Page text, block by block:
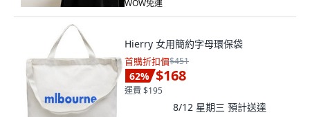
WOW免運
Hierry 女用簡約字母環保袋
首購折扣價$451
62% $168
運費 $195
8/12 星期三 預計送達